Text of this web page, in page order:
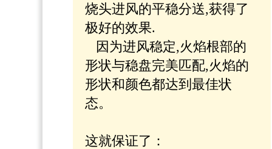
烧头进风的平稳分送,获得了
极好的效果.
因为进风稳定,火焰根部的
形状与稳盘完美匹配,火焰的
形状和颜色都达到最佳状
态。
这就保证了：